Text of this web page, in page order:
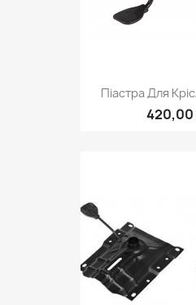
Піастра Для
420,00